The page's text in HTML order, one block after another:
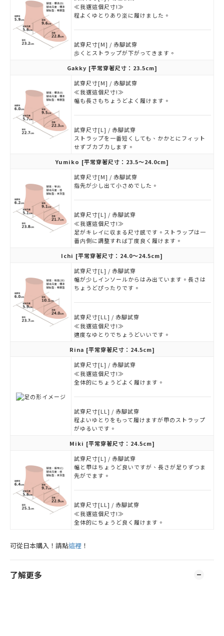
≪我選這個尺寸!≫
程よくゆとりあり楽に履けました。
試穿尺寸[M] / 赤腳試穿
歩くとストラップが下がってきます。
Gakky [平常穿著尺寸：23.5cm]
試穿尺寸[M] / 赤腳試穿
≪我選這個尺寸!≫
幅も長さもちょうどよく履けます。
試穿尺寸[L] / 赤腳試穿
ストラップを一番短くしても、かかとにフィット
せずブカブカします。
Yumiko [平常穿著尺寸：23.5～24.0cm]
試穿尺寸[M] / 赤腳試穿
指先が少し出て小さめでした。
試穿尺寸[L] / 赤腳試穿
≪我選這個尺寸!≫
足がキレイに収まる尺寸感です。ストラップは一
番内側に調整すれば丁度良く履けます。
Ichi [平常穿著尺寸：24.0～24.5cm]
試穿尺寸[L] / 赤腳試穿
幅が少しインソールからはみ出ています。長さは
ちょうどぴったりです。
試穿尺寸[LL] / 赤腳試穿
≪我選這個尺寸!≫
適度なゆとりでちょうどいいです。
Rina [平常穿著尺寸：24.5cm]
試穿尺寸[L] / 赤腳試穿
≪我選這個尺寸!≫
全体的にちょうどよく履けます。
試穿尺寸[LL] / 赤腳試穿
程よいゆとりをもって履けますが甲のストラップ
がゆるいです。
Miki [平常穿著尺寸：24.5cm]
試穿尺寸[L] / 赤腳試穿
幅と甲はちょうど良いですが、長さが足りずつま
先がでます。
試穿尺寸[LL] / 赤腳試穿
≪我選這個尺寸!≫
全体的にちょうど良く履けます。
可從日本購入！請點這裡 ！
了解更多